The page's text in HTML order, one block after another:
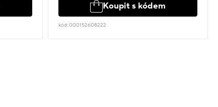
Koupit s kódem
kód: 000152608222